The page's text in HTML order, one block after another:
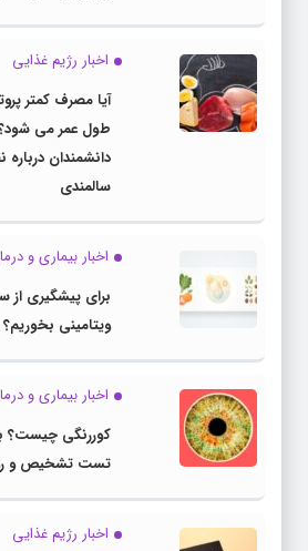
اخبار رژیم غذایی
آیا مصرف کمتر
طول عمر می
دانشمندان
سالمندی
اخبار بیماری و
برای پیشگیری از
ویتامینی بخوریم؟
اخبار بیماری و
کوررنگی چیست؟
تست تشخیص و
اخبار رژیم غذایی